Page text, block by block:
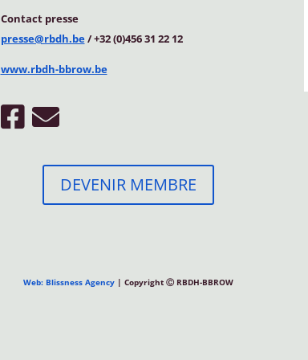
Contact presse
presse@rbdh.be/ +32 (0)456 31 22 12
www.rbdh-bbrow.be
DEVENIR MEMBRE
Web: Blissness Agency | Copyright Ⓒ RBDH-BBROW